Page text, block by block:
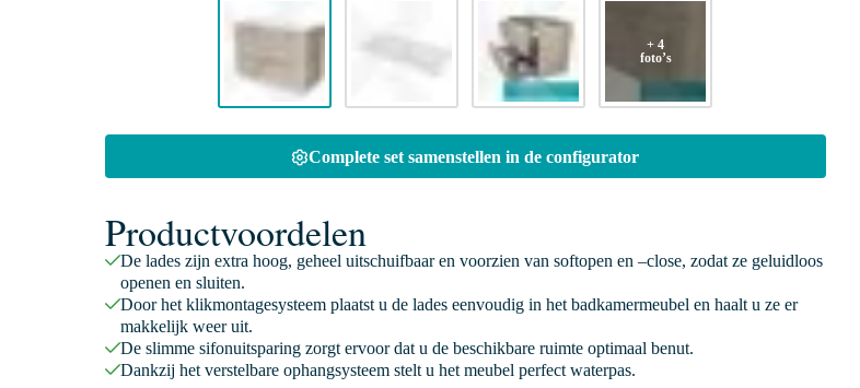
+ 4
foto’s
Complete set samenstellen in de configurator
Productvoordelen
De lades zijn extra hoog, geheel uitschuifbaar en voorzien van softopen en –close, zodat ze geluidloos
openen en sluiten.
Door het klikmontagesysteem plaatst u de lades eenvoudig in het badkamermeubel en haalt u ze er
makkelijk weer uit.
De slimme sifonuitsparing zorgt ervoor dat u de beschikbare ruimte optimaal benut.
Dankzij het verstelbare ophangsysteem stelt u het meubel perfect waterpas.